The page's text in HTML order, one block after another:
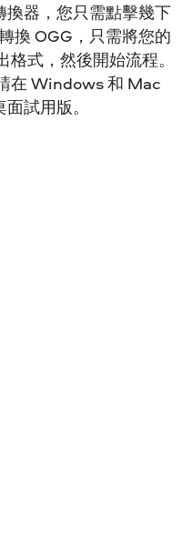
換器，您只需點擊幾下
換 OGG，只需將您的
式，然後開始流程。
在 Windows 和 Mac
試用版。